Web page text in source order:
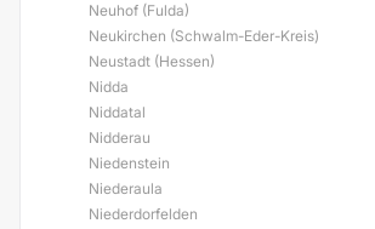
Neuhof (Fulda)
Neukirchen (Schwalm-Eder-Kreis)
Neustadt (Hessen)
Nidda
Niddatal
Nidderau
Niedenstein
Niederaula
Niederdorfelden